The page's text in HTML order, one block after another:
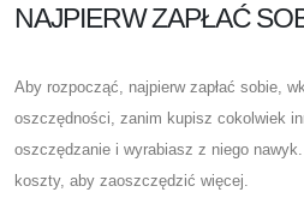
NAJPIERW ZAPŁAĆ
Aby rozpocząć, najpierw zapłać sobie,
oszczędności, zanim kupisz cokolwiek
oszczędzanie i wyrabiasz z niego
koszty, aby zaoszczędzić więcej.